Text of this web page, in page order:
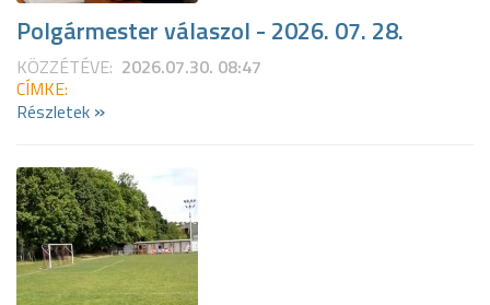
Polgármester válaszol - 2026. 07. 28.
KÖZZÉTÉVE: 2026.07.30. 08:47
CÍMKE:
Részletek »